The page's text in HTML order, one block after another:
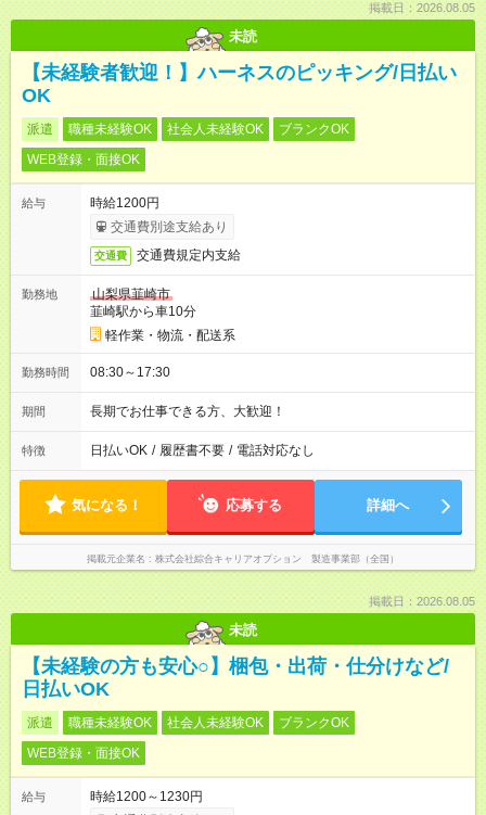
掲載日：2026.08.05
未読
【未経験者歓迎！】ハーネスのピッキング/日払い
OK
派遣 職種未経験OK 社会人未経験OK
ブランクOK
WEB登録・面接OK
給与
時給1200円
交通費別途支給あり
交通費 交通費規定内支給
勤務地
山梨県韮崎市
韮崎駅から車10分
軽作業・物流・配送系
勤務時間 08:30～17:30
期間 長期でお仕事できる方、大歓迎！
特徴 日払いOK / 履歴書不要 / 電話対応なし
気になる！ 応募する 詳細へ
掲載元企業名 株式会社綜合キャリアオプション 製造事業部（全国）
掲載日：2026.08.05
未読
【未経験の方も安心○】梱包・出荷・仕分けなど/
日払いOK
派遣 職種未経験OK 社会人未経験OK
ブランクOK
WEB登録・面接OK
給与
時給1200～1230円